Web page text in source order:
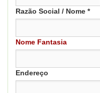
Razão Social / Nome *
Nome Fantasia
Endereço